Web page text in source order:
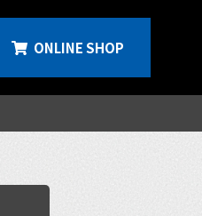
ONLINE SHOP